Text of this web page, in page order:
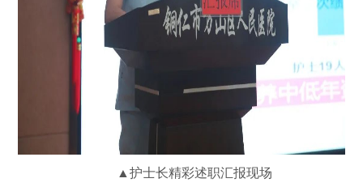
▲护士长精彩述职汇报现场